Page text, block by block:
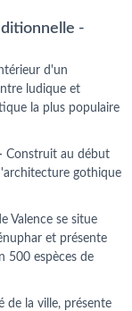
-
d'un
ludique et
la plus populaire
Construit au début
gothique
Valence se situe
et présente
500 espèces de
de la ville, présente